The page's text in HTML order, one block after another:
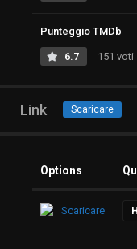
Punteggio TMDb
6.7 151 voti
Link Scaricare
Options
Scaricare